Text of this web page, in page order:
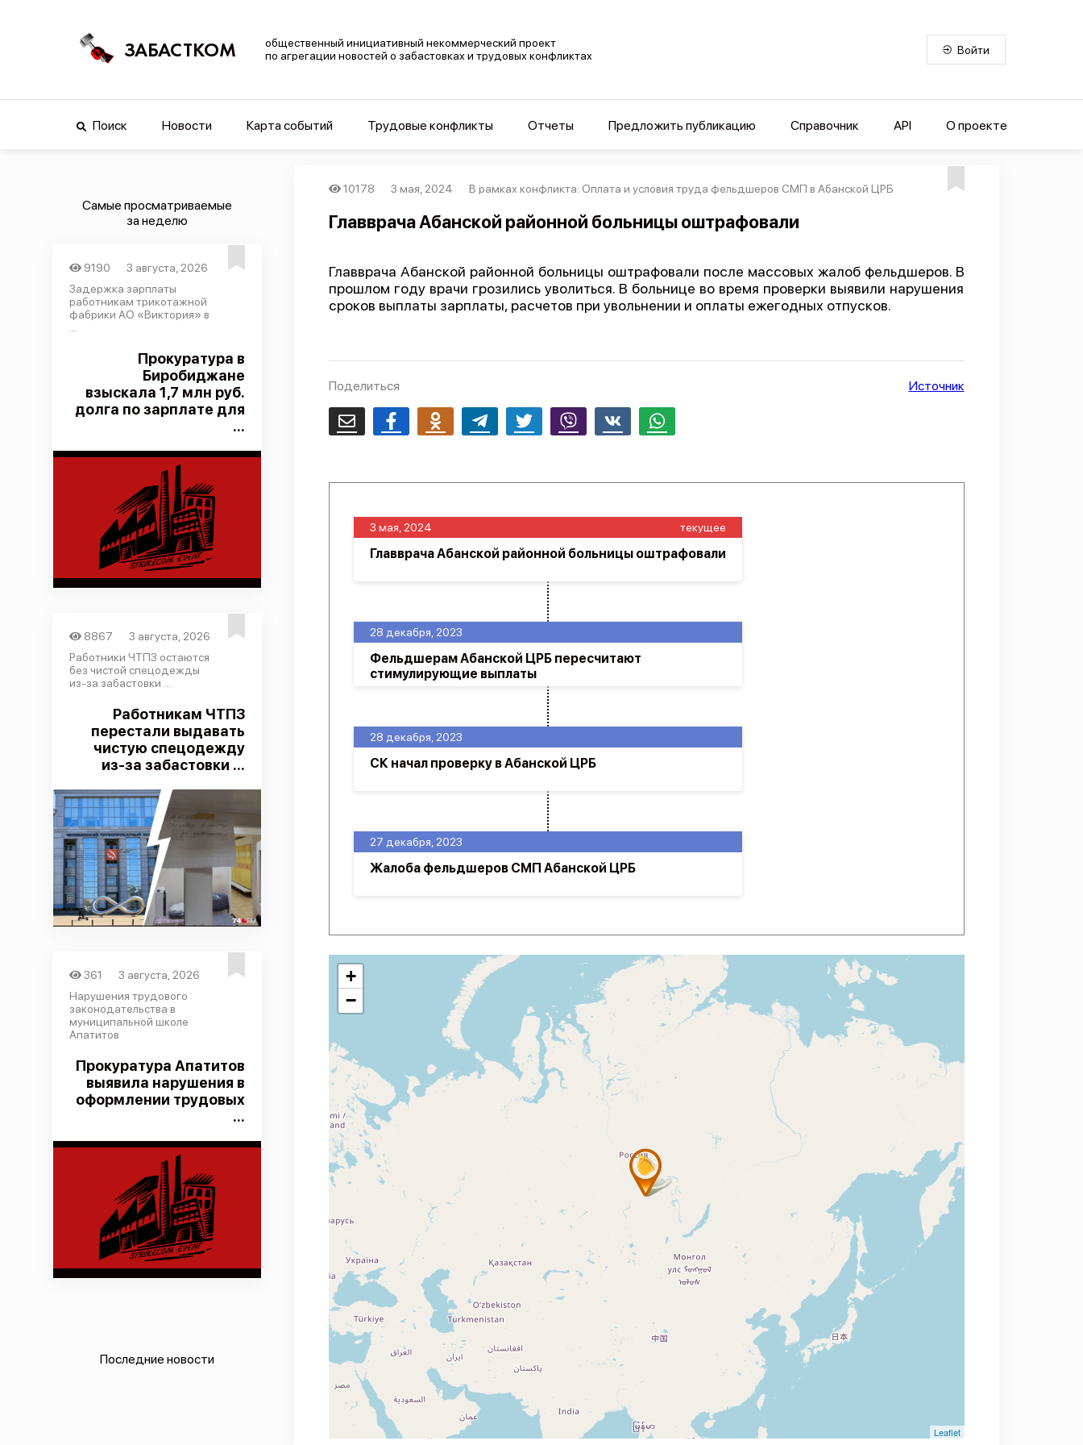
ЗАБАСТКОМ
общественный инициативный некоммерческий проект
по агрегации новостей о забастовках и трудовых конфликтах
Войти
Поиск Новости Карта событий Трудовые конфликты Отчеты Предложить публикацию Справочник API О проекте
Самые просматриваемые
за неделю
9190
3 августа, 2026
Задержка зарплаты
работникам трикотажной
фабрики АО «Виктория» в
Прокуратура в
Биробиджане
взыскала 1,7 млн руб.
долга по зарплате для
...
8867
3 августа, 2026
Работники ЧТПЗ остаются
без чистой спецодежды
из-за забастовки ...
Работникам ЧТПЗ
перестали выдавать
чистую спецодежду
из-за забастовки ...
361
3 августа, 2026
Нарушения трудового
законодательства в
муниципальной школе
Апатитов
Прокуратура Апатитов
выявила нарушения в
оформлении трудовых
...
Последние новости
10178 3 мая, 2024 В рамках конфликта: Оплата и условия труда фельдшеров СМП в Абанской ЦРБ
Главврача Абанской районной больницы оштрафовали
Главврача Абанской районной больницы оштрафовали после массовых жалоб фельдшеров. В
прошлом году врачи грозились уволиться. В больнице во время проверки выявили нарушения
сроков выплаты зарплаты, расчетов при увольнении и оплаты ежегодных отпусков.
Поделиться
Email FacebookOdnoklassnikiTelegram Twitter Viber Whatsapp
Источник
27 декабря, 2023
Жалоба фельдшеров СМП Абанской ЦРБ
28 декабря, 2023
СК начал проверку в Абанской ЦРБ
28 декабря, 2023
Фельдшерам Абанской ЦРБ пересчитают
стимулирующие выплаты
3 мая, 2024 текущее
Главврача Абанской районной больницы оштрафовали
+
−
Leaflet